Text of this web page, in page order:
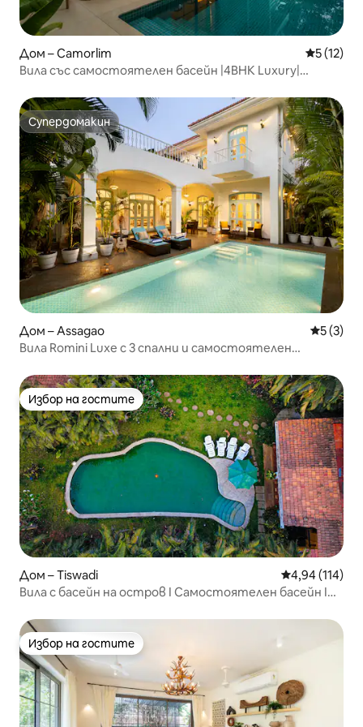
Дом – Camorlim Средна
5 (12)
Вила със самостоятелен басейн |4BHK Luxury|
Супердомакин
Супердомакин
Дом – Assagao Средна
5 (3)
Вила Romini Luxe с 3 спални и самостоятелен
Избор на гостите
Избор на гостите
Дом – Tiswadi Средна
4,94 (114)
Вила с басейн на остров I Самостоятелен басейн I
Избор на гостите
Избор на гостите